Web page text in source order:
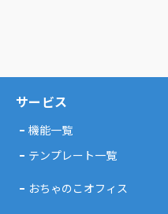
サービス
機能一覧
テンプレート一覧
おちゃのこオフィス